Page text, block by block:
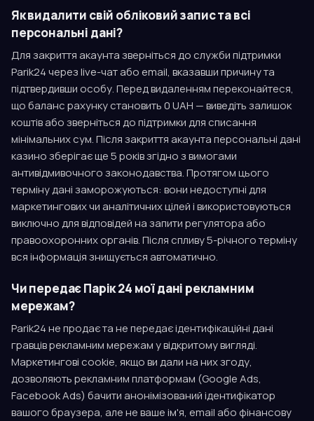
Як видалити свій обліковий запис та всі
персональні дані?
Для закриття акаунта зверніться до служби підтримки
Parik24 через live-чат або email, вказавши причину та
підтвердивши особу. Перед видаленням переконайтеся,
що баланс рахунку становить 0 UAH — виведіть залишок
коштів або зверніться до підтримки для списання
мінімальних сум. Після закриття акаунта персональні дані
казино зберігає ще 5 років згідно з вимогами
антивідмивочного законодавства. Протягом цього
терміну дані заморожуються: вони недоступні для
маркетингових чи аналітичних цілей і використовуються
виключно для відповідей на запити регулятора або
правоохоронних органів. Після спливу 5-річного терміну
вся інформація знищується автоматично.
Чи передає Парік 24 мої дані рекламним
мережам?
Parik24 не продає та не передає ідентифікаційні дані
гравців рекламним мережам у відкритому вигляді.
Маркетингові cookie, якщо ви дали на них згоду,
дозволяють рекламним платформам (Google Ads,
Facebook Ads) бачити анонімізований ідентифікатор
вашого браузера, але не ваше ім'я, email або фінансову